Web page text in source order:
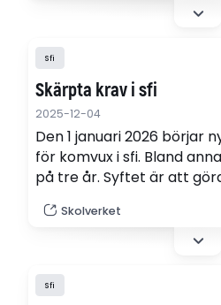
Sfi
Skärpta krav i sfi
2025-12-04
Den 1 januari 2026 börjar
för komvux i sfi. Bland
på tre år. Syftet är att
mer om förändringarn
Skolverket
Sfi